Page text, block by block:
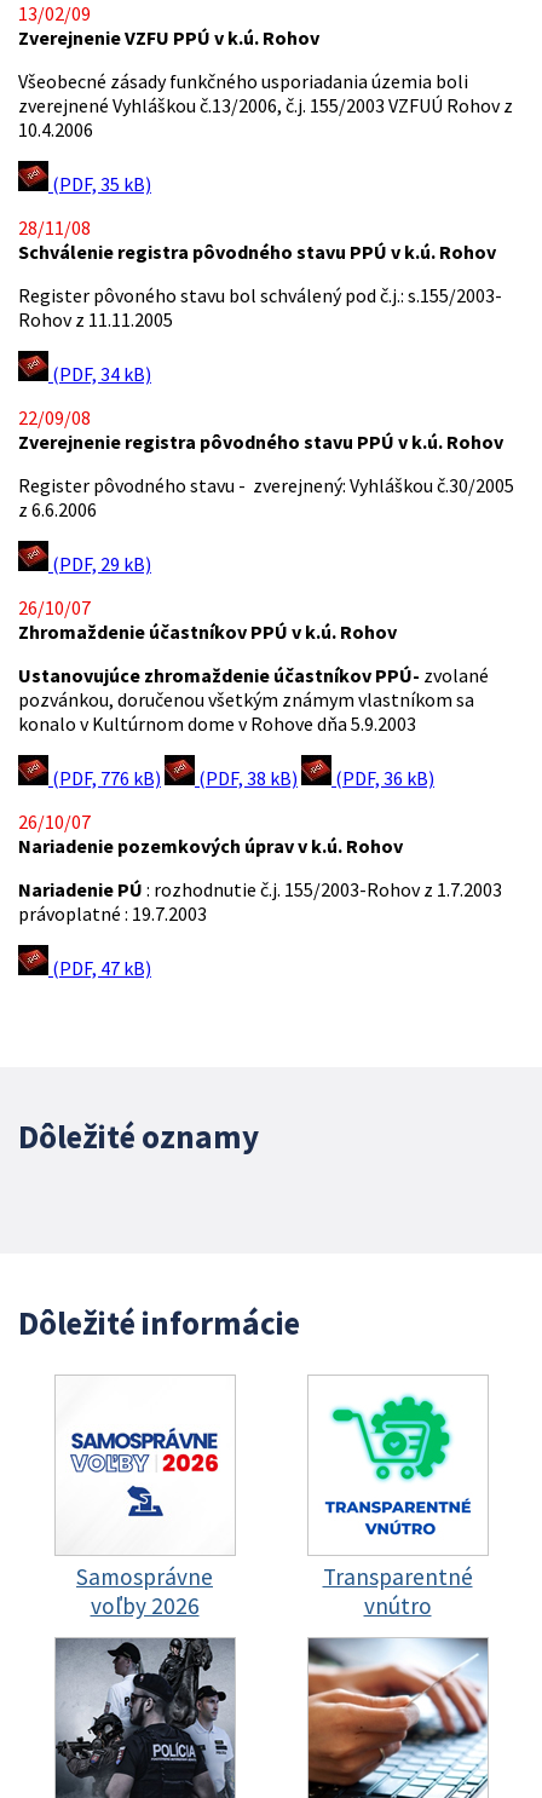
13/02/09
Zverejnenie VZFU PPÚ v k.ú. Rohov
Všeobecné zásady funkčného usporiadania územia boli
zverejnené Vyhláškou č.13/2006, č.j. 155/2003 VZFUÚ Rohov z
10.4.2006
(PDF, 35 kB)
28/11/08
Schválenie registra pôvodného stavu PPÚ v k.ú. Rohov
Register pôvoného stavu bol schválený pod č.j.: s.155/2003-
Rohov z 11.11.2005
(PDF, 34 kB)
22/09/08
Zverejnenie registra pôvodného stavu PPÚ v k.ú. Rohov
Register pôvodného stavu - zverejnený: Vyhláškou č.30/2005
z 6.6.2006
(PDF, 29 kB)
26/10/07
Zhromaždenie účastníkov PPÚ v k.ú. Rohov
Ustanovujúce zhromaždenie účastníkov PPÚ- zvolané
pozvánkou, doručenou všetkým známym vlastníkom sa
konalo v Kultúrnom dome v Rohove dňa 5.9.2003
(PDF, 776 kB) (PDF, 38 kB)
(PDF, 36 kB)
26/10/07
Nariadenie pozemkových úprav v k.ú. Rohov
Nariadenie PÚ : rozhodnutie č.j. 155/2003-Rohov z 1.7.2003
právoplatné : 19.7.2003
(PDF, 47 kB)
Dôležité oznamy
Dôležité informácie
Samosprávne
voľby 2026
Transparentné
vnútro